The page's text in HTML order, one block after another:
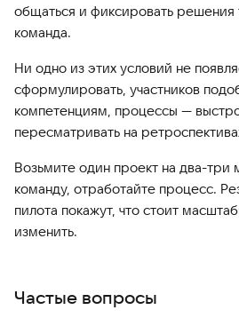
общаться и фиксировать решения
команда.
Ни одно из этих условий не
сформулировать, участников
компетенциям, процессы —
пересматривать на
Возьмите один проект на два-три
команду, отработайте процесс.
пилота покажут, что стоит
изменить.
Частые вопросы